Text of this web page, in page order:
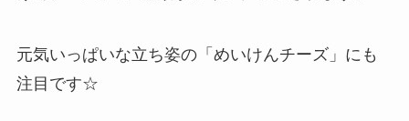
元気いっぱいな立ち姿の「めいけんチーズ」にも
注目です☆